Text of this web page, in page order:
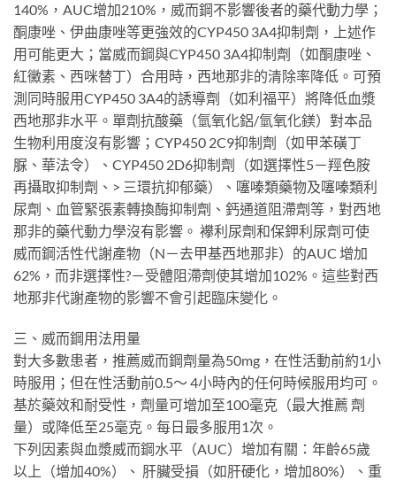
140%，AUC增加210%，威而鋼不影響後者的藥代動力學；
酮康唑、伊曲康唑等更強效的CYP450 3A4抑制劑，上述作
用可能更大；當威而鋼與CYP450 3A4抑制劑（如酮康唑、
紅黴素、西咪替丁）合用時，西地那非的清除率降低。可預
測同時服用CYP450 3A4的誘導劑（如利福平）將降低血漿
西地那非水平。單劑抗酸藥（氫氧化鋁/氫氧化鎂）對本品
生物利用度沒有影響；CYP450 2C9抑制劑（如甲苯磺丁
脲、華法令）、CYP450 2D6抑制劑（如選擇性5－羥色胺
再攝取抑制劑、> 三環抗抑郁藥）、噻嗪類藥物及噻嗪類利
尿劑、血管緊張素轉換酶抑制劑、鈣通道阻滯劑等，對西地
那非的藥代動力學沒有影響。 襻利尿劑和保鉀利尿劑可使
威而鋼活性代謝產物（N－去甲基西地那非）的AUC 增加
62%，而非選擇性?－受體阻滯劑使其增加102%。這些對西
地那非代謝產物的影響不會引起臨床變化。
三、威而鋼用法用量
對大多數患者，推薦威而鋼劑量為50mg，在性活動前約1小
時服用；但在性活動前0.5～ 4小時內的任何時候服用均可。
基於藥效和耐受性，劑量可增加至100毫克（最大推薦 劑
量）或降低至25毫克。每日最多服用1次。
下列因素與血漿威而鋼水平（AUC）增加有關：年齡65歲
以上（增加40%）、 肝臟受損（如肝硬化，增加80%）、重